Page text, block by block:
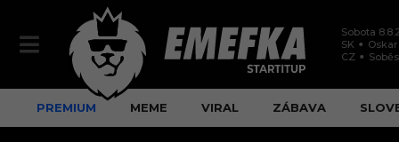
Sobota
SK
Oskar
CZ
PREMIUM MEME VIRAL ZÁBAVA